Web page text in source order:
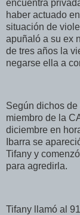
encuentra
haber actuado
situación de
apuñaló a su ex
de tres años la
negarse ella a
Según dichos
miembro de la
diciembre en
Ibarra se
Tifany y
para agredirla.
Tifany llamó al